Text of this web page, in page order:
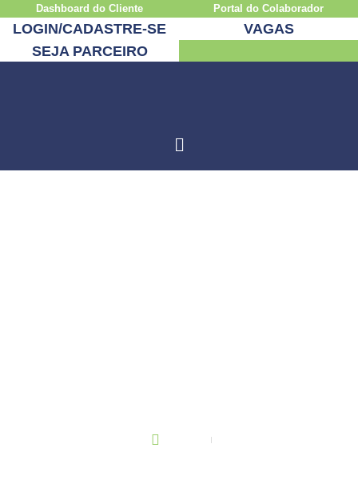
Dashboard do Cliente Portal do Colaborador
LOGIN/CADASTRE-SE
VAGAS
SEJA PARCEIRO
Principal